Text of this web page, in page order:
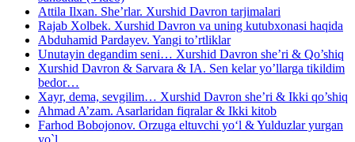
Attila Ilxan. She’rlar. Xurshid Davron tarjimalari
Rajab Xolbek. Xurshid Davron va uning kutubxonasi haqida
Abduhamid Pardayev. Yangi to’rtliklar
Unutayin degandim seni… Xurshid Davron she’ri & Qo’shiq
Xurshid Davron & Sarvara & IA. Sen kelar yo’llarga tikildim
bedor…
Xayr, dema, sevgilim… Xurshid Davron she’ri & Ikki qo’shiq
Ahmad A’zam. Asarlaridan fiqralar & Ikki kitob
Farhod Bobojonov. Orzuga eltuvchi yo‘l & Yulduzlar yurgan